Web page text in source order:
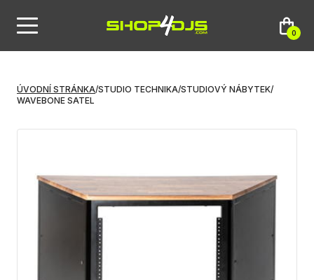
0
ÚVODNÍ STRÁNKA/STUDIO TECHNIKA/STUDIOVÝ NÁBYTEK/
WAVEBONE SATEL